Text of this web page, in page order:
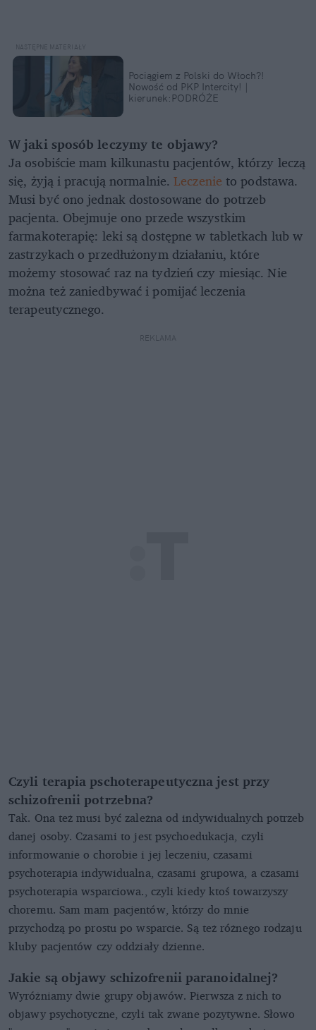
Pociągiem z Polski do Włoch?!
Nowość od PKP Intercity! |
kierunek:PODRÓŻE
W jaki sposób leczymy te objawy?
Ja osobiście mam kilkunastu pacjentów, którzy leczą
się, żyją i pracują normalnie.Leczenie to podstawa.
Musi być ono jednak dostosowane do potrzeb
pacjenta. Obejmuje ono przede wszystkim
farmakoterapię: leki są dostępne w tabletkach lub w
zastrzykach o przedłużonym działaniu, które
możemy stosować raz na tydzień czy miesiąc. Nie
można też zaniedbywać i pomijać leczenia
terapeutycznego.
REKLAMA
Czyli terapia pschoterapeutyczna jest przy
schizofrenii potrzebna?
Tak. Ona też musi być zależna od indywidualnych potrzeb
danej osoby. Czasami to jest psychoedukacja, czyli
informowanie o chorobie i jej leczeniu, czasami
psychoterapia indywidualna, czasami grupowa, a czasami
psychoterapia wsparciowa., czyli kiedy ktoś towarzyszy
choremu. Sam mam pacjentów, którzy do mnie
przychodzą po prostu po wsparcie. Są też różnego rodzaju
kluby pacjentów czy oddziały dzienne.
Jakie są objawy schizofrenii paranoidalnej?
Wyróżniamy dwie grupy objawów. Pierwsza z nich to
objawy psychotyczne, czyli tak zwane pozytywne. Słowo